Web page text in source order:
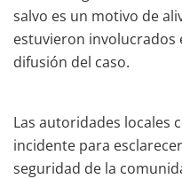
salvo es un motivo de
estuvieron involucrados
difusión del caso.
Las autoridades locales
incidente para
seguridad de la